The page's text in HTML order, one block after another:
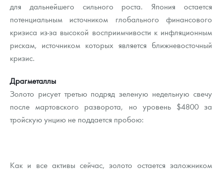
для дальнейшего сильного роста. Япония остается
потенциальным источником глобального финансового
кризиса из-за высокой восприимчивости к инфляционным
рискам, источником которых является ближневосточный
кризис.
Драгметаллы
Золото рисует третью подряд зеленую недельную свечу
после мартовского разворота, но уровень $4800 за
тройскую унцию не поддается пробою:
Как и все активы сейчас, золото остается заложником